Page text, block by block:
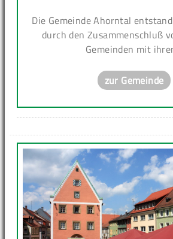
Die Gemeinde Ahorntal
durch den Zusammenschluß
Gemeinden mit
zur Gemeinde